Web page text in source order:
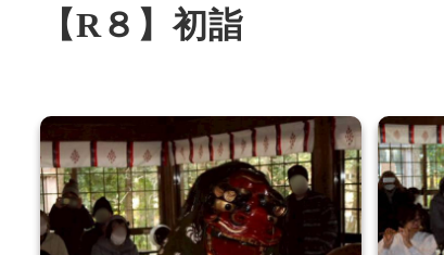
【R８】初詣